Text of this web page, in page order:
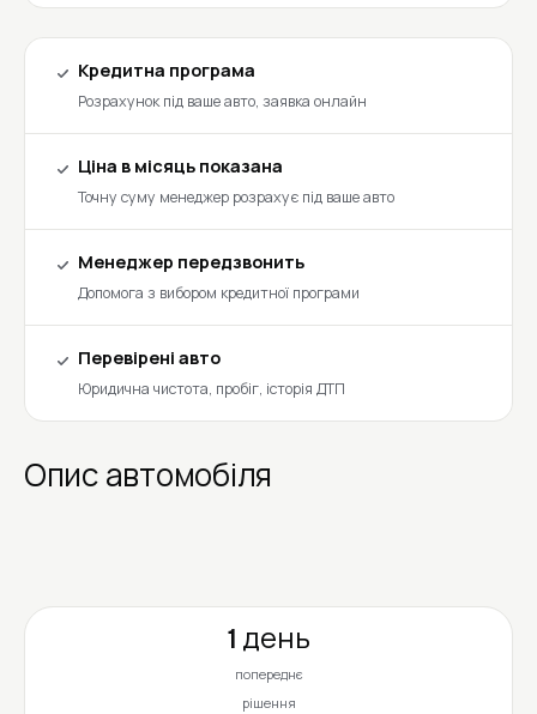
Кредитна програма
Розрахунок під ваше авто, заявка онлайн
Ціна в місяць показана
Точну суму менеджер розрахує під ваше авто
Менеджер передзвонить
Допомога з вибором кредитної програми
Перевірені авто
Юридична чистота, пробіг, історія ДТП
Опис автомобіля
1 день
попереднє
рішення